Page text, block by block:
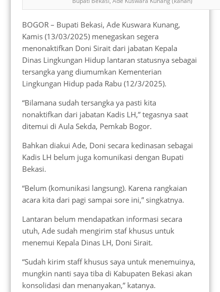
BOGOR – Bupati Bekasi, Ade Kuswara Kunang,
Kamis (13/03/2025) menegaskan segera
menonaktifkan Doni Sirait dari jabatan Kepala
Dinas Lingkungan Hidup lantaran statusnya sebagai
tersangka yang diumumkan Kementerian
Lingkungan Hidup pada Rabu (12/3/2025).
“Bilamana sudah tersangka ya pasti kita
nonaktifkan dari jabatan Kadis LH,” tegasnya saat
ditemui di Aula Sekda, Pemkab Bogor.
Bahkan diakui Ade, Doni secara kedinasan sebagai
Kadis LH belum juga komunikasi dengan Bupati
Bekasi.
“Belum (komunikasi langsung). Karena rangkaian
acara kita dari pagi sampai sore ini,” singkatnya.
Lantaran belum mendapatkan informasi secara
utuh, Ade sudah mengirim staf khusus untuk
menemui Kepala Dinas LH, Doni Sirait.
“Sudah kirim staff khusus saya untuk menemuinya,
mungkin nanti saya tiba di Kabupaten Bekasi akan
konsolidasi dan menanyakan,” katanya.